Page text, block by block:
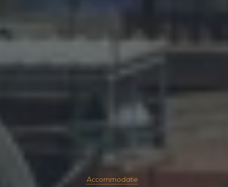
Accommodatie